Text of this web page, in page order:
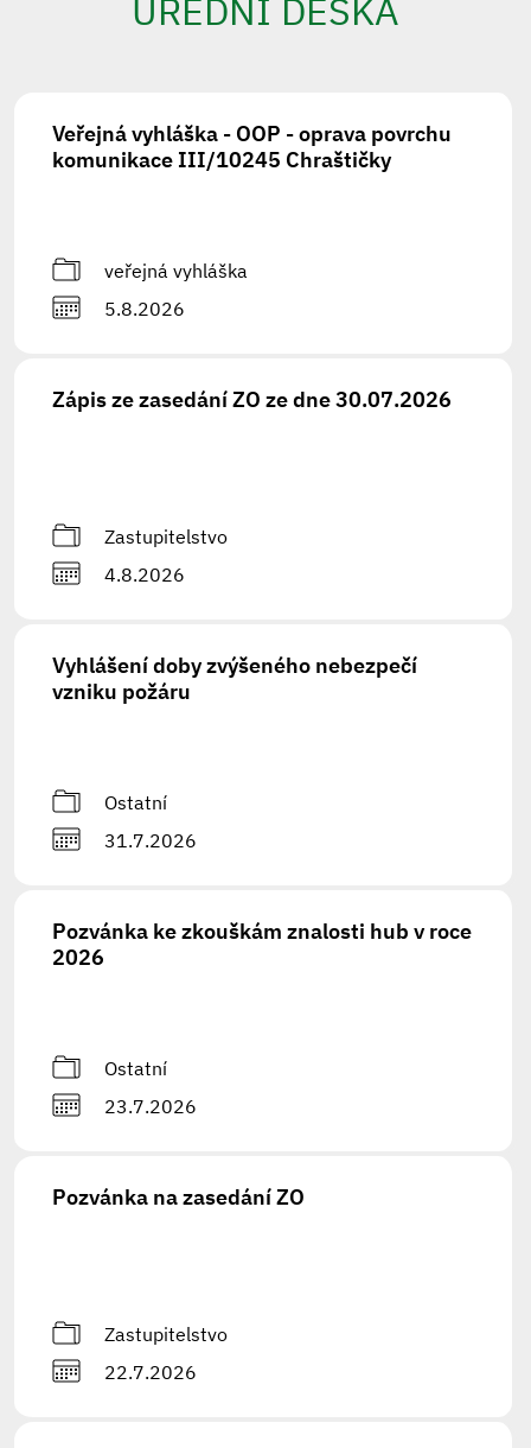
ÚŘEDNÍ DESKA
Veřejná vyhláška - OOP - oprava povrchu
komunikace III/10245 Chraštičky
veřejná vyhláška
5.8.2026
Zápis ze zasedání ZO ze dne 30.07.2026
Zastupitelstvo
4.8.2026
Vyhlášení doby zvýšeného nebezpečí
vzniku požáru
Ostatní
31.7.2026
Pozvánka ke zkouškám znalosti hub v roce
2026
Ostatní
23.7.2026
Pozvánka na zasedání ZO
Zastupitelstvo
22.7.2026